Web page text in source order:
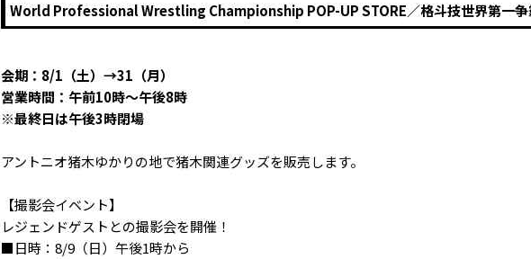
World Professional Wrestling Championship POP-UP STORE／格斗技世界第一争
会期：8/1（土）→31（月）
営業時間：午前10時～午後8時
※最終日は午後3時閉場
アントニオ猪木ゆかりの地で猪木関連グッズを販売します。
【撮影会イベント】
レジェンドゲストとの撮影会を開催！
■日時：8/9（日）午後1時から